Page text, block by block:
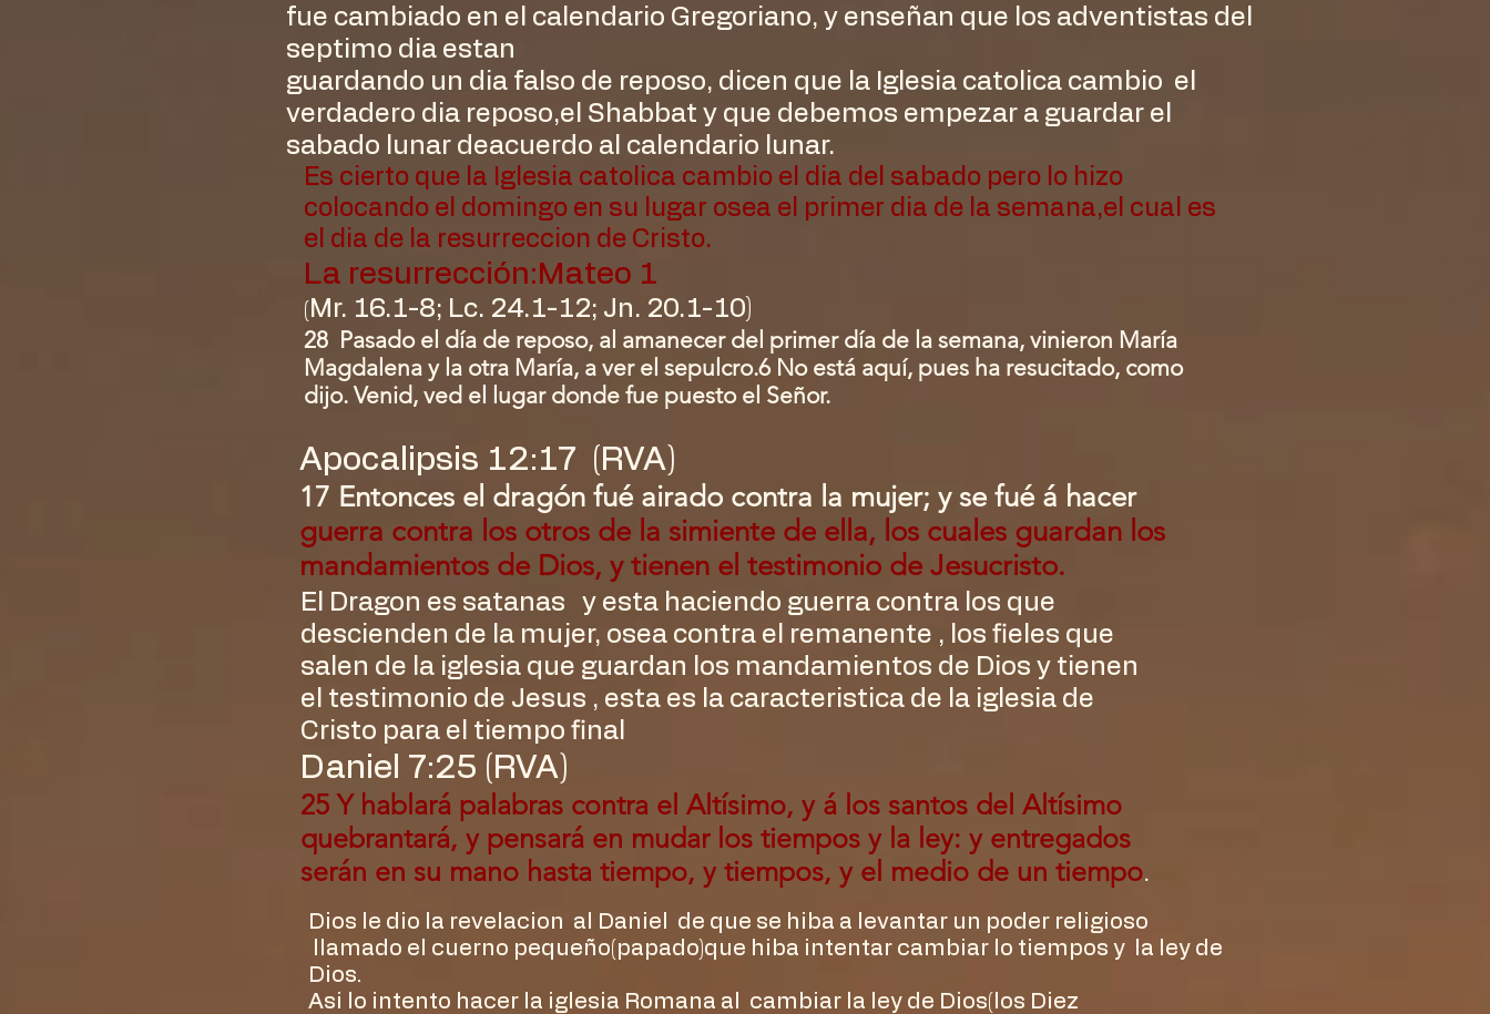
fue cambiado en el calendario Gregoriano, y enseñan que los adventistas del
septimo dia estan
guardando un dia falso de reposo, dicen que la Iglesia catolica cambio el
verdadero dia reposo,el Shabbat y que debemos empezar a guardar el
sabado lunar deacuerdo al calendario lunar.
Es cierto que la Iglesia catolica cambio el dia del sabado pero lo hizo
colocando el domingo en su lugar osea el primer dia de la semana,el cual es
el dia de la resurreccion de Cristo.
La resurrección:Mateo 1
( Mr. 16.1-8; Lc. 24.1-12; Jn. 20.1-10)
28 Pasado el día de reposo, al amanecer del primer día de la semana, vinieron María
Magdalena y la otra María, a ver el sepulcro.6 No está aquí, pues ha resucitado, como
dijo. Venid, ved el lugar donde fue puesto el Señor.
Apocalipsis 12:17 (RVA)
17 Entonces el dragón fué airado contra la mujer; y se fué á hacer
guerra contra los otros de la simiente de ella, los cuales guardan los
mandamientos de Dios, y tienen el testimonio de Jesucristo.
El Dragon es satanas y esta haciendo guerra contra los que
descienden de la mujer, osea contra el remanente , los fieles que
salen de la iglesia que guardan los mandamientos de Dios y tienen
el testimonio de Jesus , esta es la caracteristica de la iglesia de
Cristo para el tiempo final
Daniel 7:25 (RVA)
25 Y hablará palabras contra el Altísimo, y á los santos del Altísimo
quebrantará, y pensará en mudar los tiempos y la ley: y entregados
serán en su mano hasta tiempo, y tiempos, y el medio de un tiempo.
Dios le dio la revelacion al Daniel de que se hiba a levantar un poder religioso
llamado el cuerno pequeño(papado)que hiba intentar cambiar lo tiempos y la ley de
Dios.
Asi lo intento hacer la iglesia Romana al cambiar la ley de Dios(los Diez